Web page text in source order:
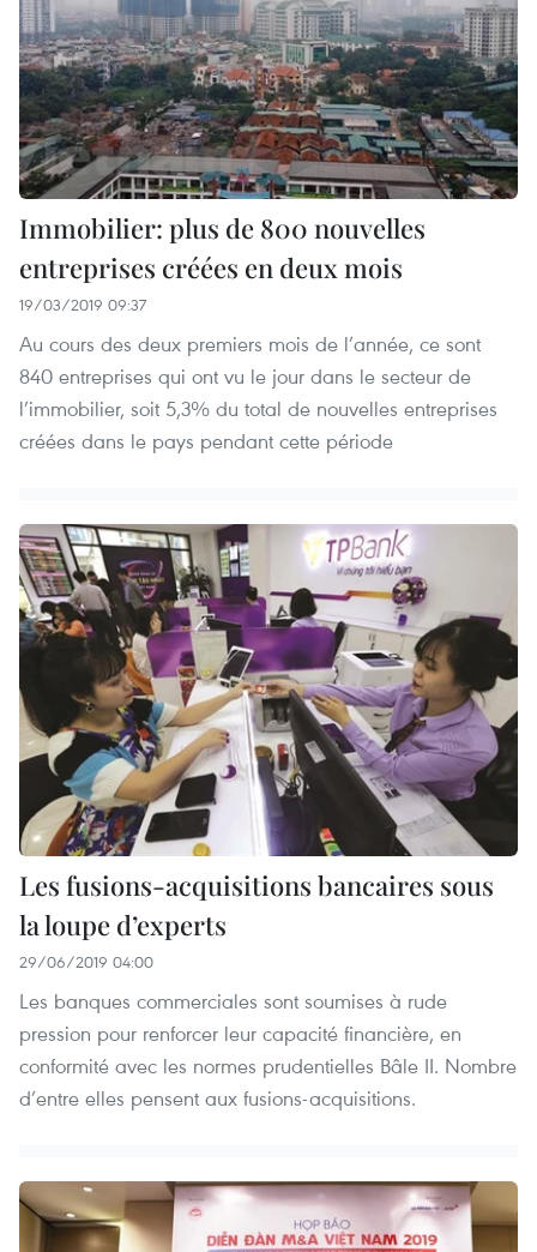
Immobilier: plus de 800 nouvelles
entreprises créées en deux mois
19/03/2019 09:37
Au cours des deux premiers mois de l’année, ce sont
840 entreprises qui ont vu le jour dans le secteur de
l’immobilier, soit 5,3% du total de nouvelles entreprises
créées dans le pays pendant cette période
Les fusions-acquisitions bancaires sous
la loupe d’experts
29/06/2019 04:00
Les banques commerciales sont soumises à rude
pression pour renforcer leur capacité financière, en
conformité avec les normes prudentielles Bâle II. Nombre
d’entre elles pensent aux fusions-acquisitions.